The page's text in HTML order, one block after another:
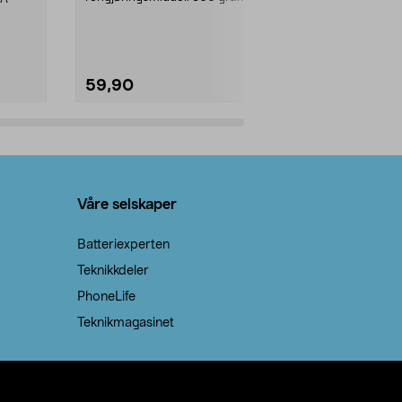
59,90
Våre selskaper
Batteriexperten
Teknikkdeler
PhoneLife
Teknikmagasinet